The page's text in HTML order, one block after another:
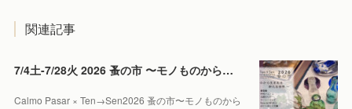
関連記事
7/4土-7/28火 2026 蚤の市 〜モノものから生まれる新たな世界〜
Calmo Pasar × Ten→Sen2026 蚤の市〜モノものから